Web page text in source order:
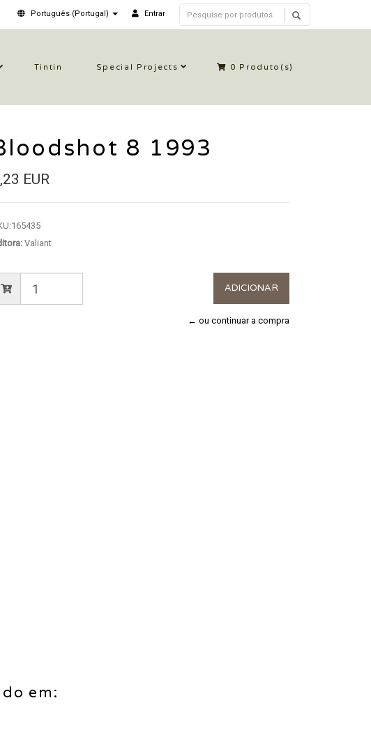
Português (Portugal) Entrar
Tintin Special Projects 0 Produto(s)
8 1993
EUR
165435
Valiant
← ou continuar a compra
em: